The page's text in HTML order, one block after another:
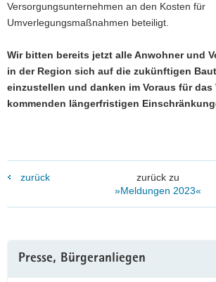
Versorgungsunternehmen an den Kosten für
Umverlegungsmaßnahmen beteiligt.
Wir bitten bereits jetzt alle Anwohner und
in der Region sich auf die zukünftigen
einzustellen und danken im Voraus für
kommenden längerfristigen
zurück
zurück zu
»Meldungen 2023«
Information
Presse, Bürgeranliegen